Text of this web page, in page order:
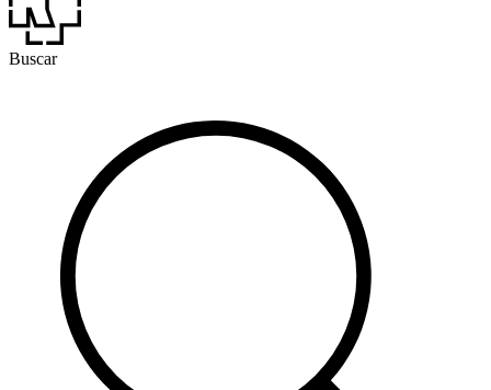
Buscar